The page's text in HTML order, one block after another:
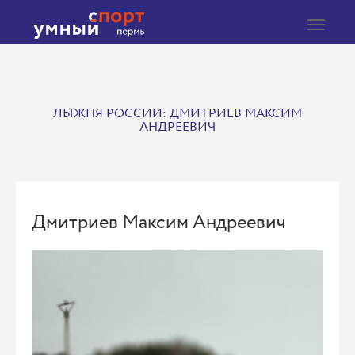
Toggle
ЛЫЖНЯ РОССИИ: ДМИТРИЕВ МАКСИМ
АНДРЕЕВИЧ
Дмитриев Максим Андреевич